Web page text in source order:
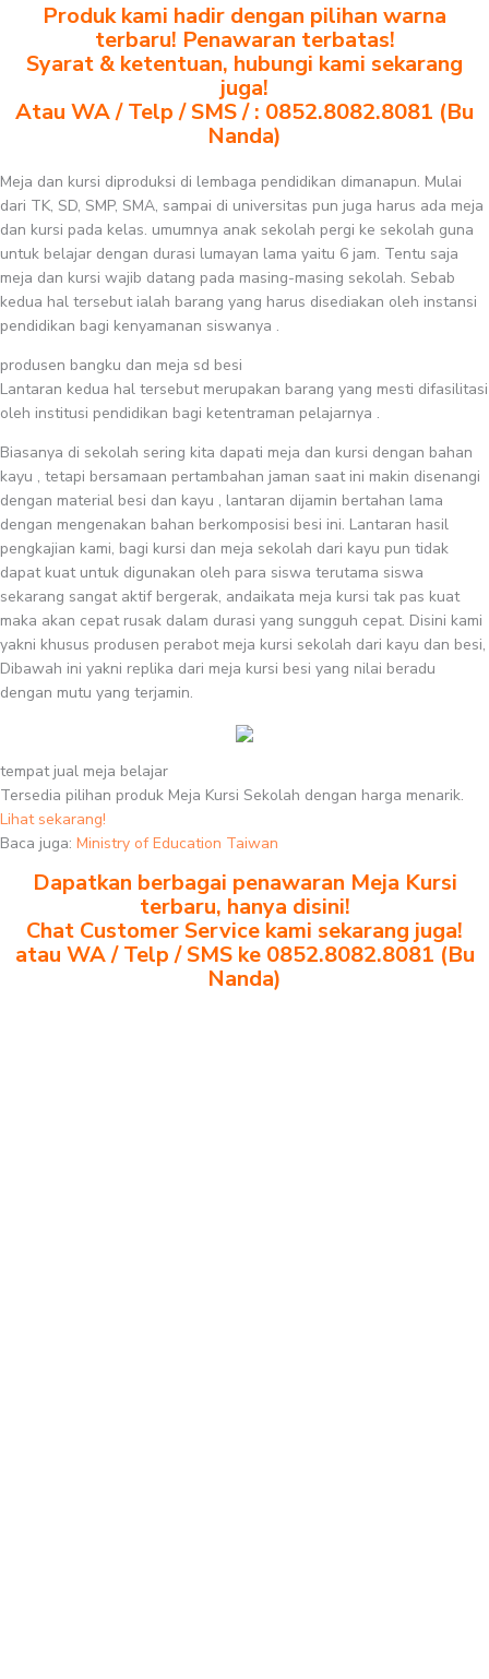
Produk kami hadir dengan pilihan warna
terbaru! Penawaran terbatas!
Syarat & ketentuan, hubungi kami sekarang
juga!
Atau WA / Telp / SMS / : 0852.8082.8081 (Bu
Nanda)
Meja dan kursi diproduksi di lembaga pendidikan dimanapun. Mulai
dari TK, SD, SMP, SMA, sampai di universitas pun juga harus ada meja
dan kursi pada kelas. umumnya anak sekolah pergi ke sekolah guna
untuk belajar dengan durasi lumayan lama yaitu 6 jam. Tentu saja
meja dan kursi wajib datang pada masing-masing sekolah. Sebab
kedua hal tersebut ialah barang yang harus disediakan oleh instansi
pendidikan bagi kenyamanan siswanya .
produsen bangku dan meja sd besi
Lantaran kedua hal tersebut merupakan barang yang mesti difasilitasi
oleh institusi pendidikan bagi ketentraman pelajarnya .
Biasanya di sekolah sering kita dapati meja dan kursi dengan bahan
kayu , tetapi bersamaan pertambahan jaman saat ini makin disenangi
dengan material besi dan kayu , lantaran dijamin bertahan lama
dengan mengenakan bahan berkomposisi besi ini. Lantaran hasil
pengkajian kami, bagi kursi dan meja sekolah dari kayu pun tidak
dapat kuat untuk digunakan oleh para siswa terutama siswa
sekarang sangat aktif bergerak, andaikata meja kursi tak pas kuat
maka akan cepat rusak dalam durasi yang sungguh cepat. Disini kami
yakni khusus produsen perabot meja kursi sekolah dari kayu dan besi,
Dibawah ini yakni replika dari meja kursi besi yang nilai beradu
dengan mutu yang terjamin.
tempat jual meja belajar
Tersedia pilihan produk Meja Kursi Sekolah dengan harga menarik.
Lihat sekarang!
Baca juga: Ministry of Education Taiwan
Dapatkan berbagai penawaran Meja Kursi
terbaru, hanya disini!
Chat Customer Service kami sekarang juga!
atau WA / Telp / SMS ke 0852.8082.8081 (Bu
Nanda)